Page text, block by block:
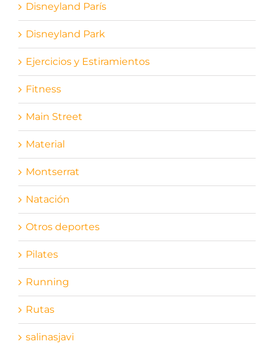
Disneyland París
Disneyland Park
Ejercicios y Estiramientos
Fitness
Main Street
Material
Montserrat
Natación
Otros deportes
Pilates
Running
Rutas
salinasjavi